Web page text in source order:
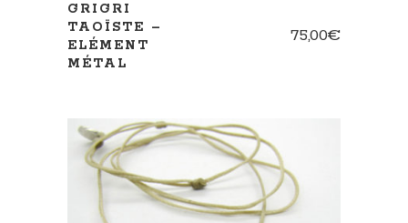
GRIGRI
TAOÏSTE –
ELÉMENT
MÉTAL
75,00€